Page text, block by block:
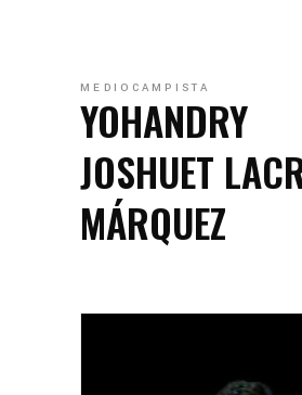
MEDIOCAMPISTA
YOHANDRY
JOSHUET
MÁRQUEZ